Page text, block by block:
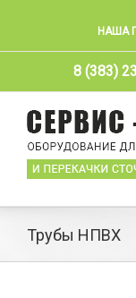
НАША
8 (383)
Трубы НПВХ